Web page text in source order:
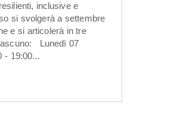
inclusive e
si svolgerà a settembre
e si articolerà in tre
Lunedì 07
- 19:00...